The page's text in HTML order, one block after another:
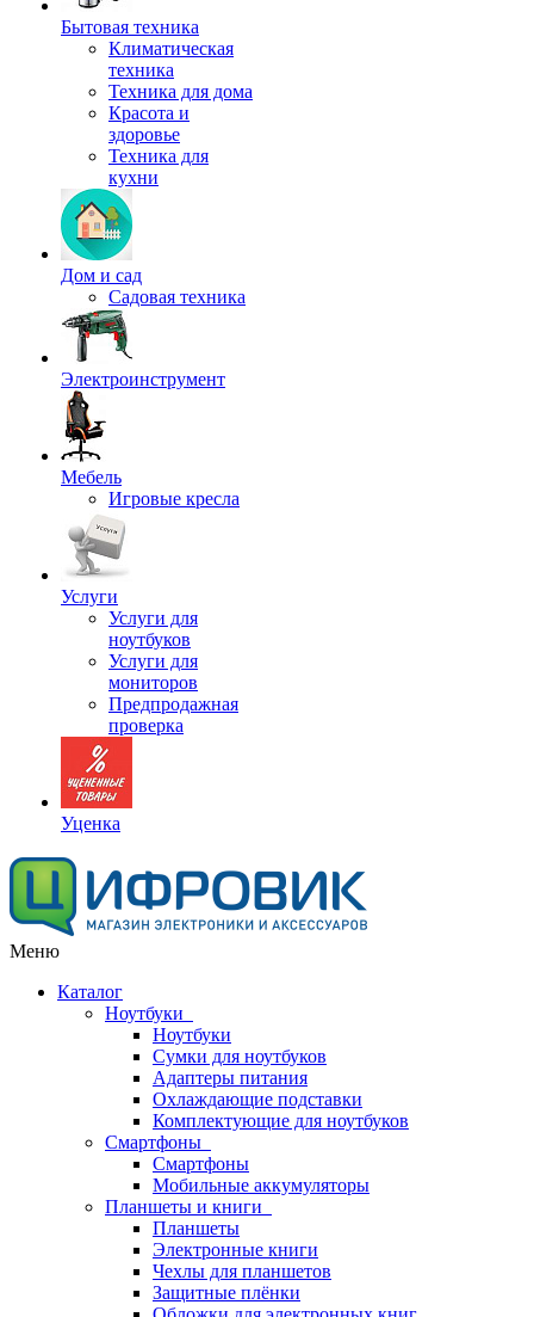
Бытовая техника
Климатическая
техника
Техника для дома
Красота и
здоровье
Техника для
кухни
Дом и сад
Садовая техника
Электроинструмент
Мебель
Игровые кресла
Услуги
Услуги для
ноутбуков
Услуги для
мониторов
Предпродажная
проверка
Уценка
Меню
Каталог
Ноутбуки
Ноутбуки
Сумки для ноутбуков
Адаптеры питания
Охлаждающие подставки
Комплектующие для ноутбуков
Смартфоны
Смартфоны
Мобильные аккумуляторы
Планшеты и книги
Планшеты
Электронные книги
Чехлы для планшетов
Защитные плёнки